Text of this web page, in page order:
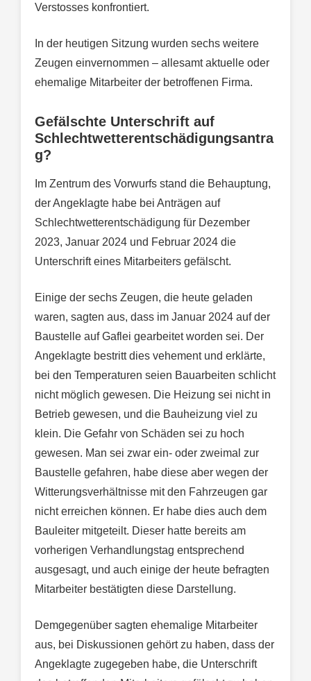
Verstosses konfrontiert.
In der heutigen Sitzung wurden sechs weitere
Zeugen einvernommen – allesamt aktuelle oder
ehemalige Mitarbeiter der betroffenen Firma.
Gefälschte Unterschrift auf
Schlechtwetterentschädigungsantra
g?
Im Zentrum des Vorwurfs stand die Behauptung,
der Angeklagte habe bei Anträgen auf
Schlechtwetterentschädigung für Dezember
2023, Januar 2024 und Februar 2024 die
Unterschrift eines Mitarbeiters gefälscht.
Einige der sechs Zeugen, die heute geladen
waren, sagten aus, dass im Januar 2024 auf der
Baustelle auf Gaflei gearbeitet worden sei. Der
Angeklagte bestritt dies vehement und erklärte,
bei den Temperaturen seien Bauarbeiten schlicht
nicht möglich gewesen. Die Heizung sei nicht in
Betrieb gewesen, und die Bauheizung viel zu
klein. Die Gefahr von Schäden sei zu hoch
gewesen. Man sei zwar ein- oder zweimal zur
Baustelle gefahren, habe diese aber wegen der
Witterungsverhältnisse mit den Fahrzeugen gar
nicht erreichen können. Er habe dies auch dem
Bauleiter mitgeteilt. Dieser hatte bereits am
vorherigen Verhandlungstag entsprechend
ausgesagt, und auch einige der heute befragten
Mitarbeiter bestätigten diese Darstellung.
Demgegenüber sagten ehemalige Mitarbeiter
aus, bei Diskussionen gehört zu haben, dass der
Angeklagte zugegeben habe, die Unterschrift